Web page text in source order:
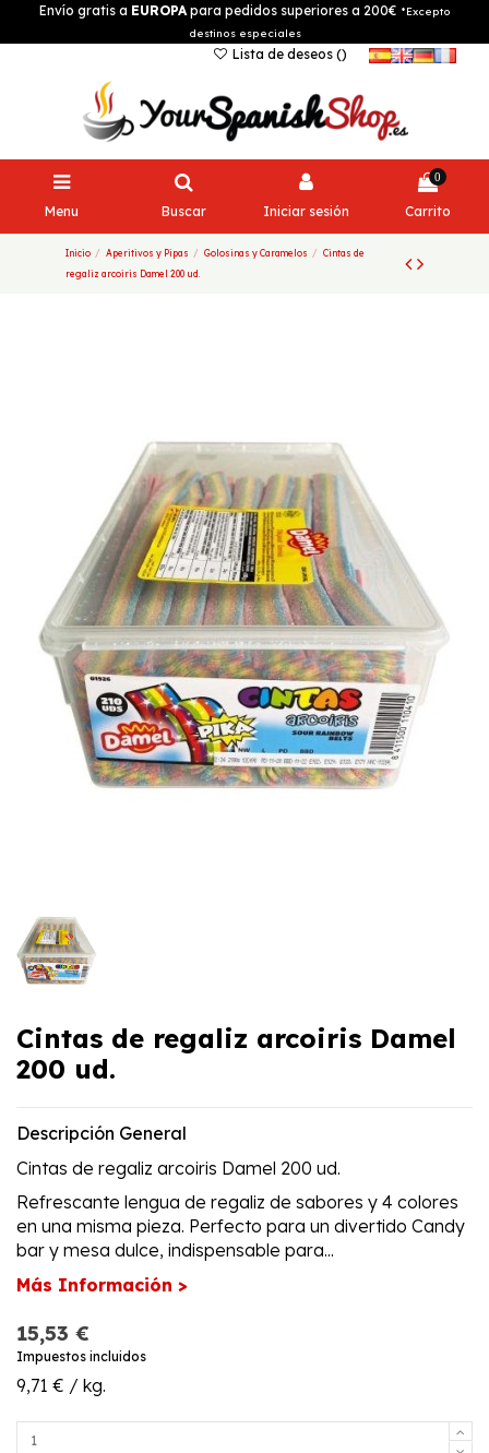
Envío gratis a EUROPApara pedidos superiores a 200€ *Excepto
destinos especiales
Lista de deseos ()
Menu Buscar Iniciar sesión
0
Carrito
Inicio Aperitivos y Pipas Golosinas y Caramelos
Cintas de
regaliz arcoiris Damel 200 ud.
Cintas de regaliz arcoiris Damel
200 ud.
Descripción General
Cintas de regaliz arcoiris Damel 200 ud.
Refrescante lengua de regaliz de sabores y 4 colores
en una misma pieza. Perfecto para un divertido Candy
bar y mesa dulce, indispensable para...
Más Información >
15,53 €
Impuestos incluidos
9,71 € / kg.